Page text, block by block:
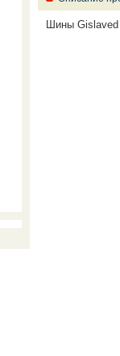
Шины Gislaved